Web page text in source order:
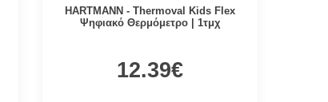
HARTMANN - Thermoval Kids Flex
Ψηφιακό Θερμόμετρο | 1τμχ
12.39€